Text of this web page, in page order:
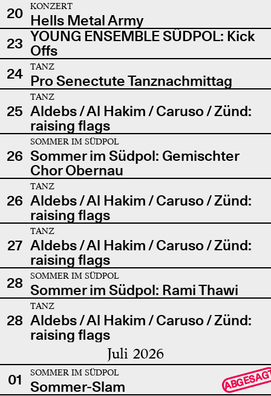
20
KONZERT
Hells Metal Army
23 YOUNG ENSEMBLE SÜDPOL: Kick
Offs
24
TANZ
Pro Senectute Tanznachmittag
25
TANZ
Aldebs / Al Hakim / Caruso / Zünd:
raising flags
26
SOMMER IM SÜDPOL
Sommer im Südpol: Gemischter
Chor Obernau
26
TANZ
Aldebs / Al Hakim / Caruso / Zünd:
raising flags
27
TANZ
Aldebs / Al Hakim / Caruso / Zünd:
raising flags
28
SOMMER IM SÜDPOL
Sommer im Südpol: Rami Thawi
28
TANZ
Aldebs / Al Hakim / Caruso / Zünd:
raising flags
Juli 2026
01 SOMMER IM SÜDPOL
Sommer-Slam